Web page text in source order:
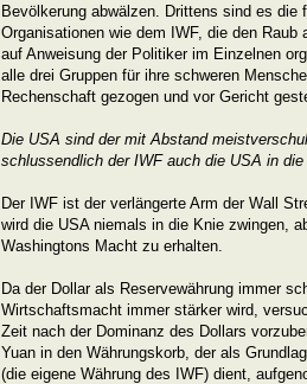
Bevölkerung abwälzen. Drittens sind es die
Organisationen wie dem IWF, die den Raub
auf Anweisung der Politiker im Einzelnen
alle drei Gruppen für ihre schweren
Rechenschaft gezogen und vor Gericht
Die USA sind der mit Abstand
schlussendlich der IWF auch die USA in
Der IWF ist der verlängerte Arm der Wall
wird die USA niemals in die Knie zwingen,
Washingtons Macht zu erhalten.
Da der Dollar als Reservewährung immer
Wirtschaftsmacht immer stärker wird,
Zeit nach der Dominanz des Dollars
Yuan in den Währungskorb, der als
(die eigene Währung des IWF) dient,